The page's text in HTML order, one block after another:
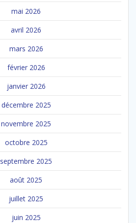
mai 2026
avril 2026
mars 2026
février 2026
janvier 2026
décembre 2025
novembre 2025
octobre 2025
septembre 2025
août 2025
juillet 2025
juin 2025